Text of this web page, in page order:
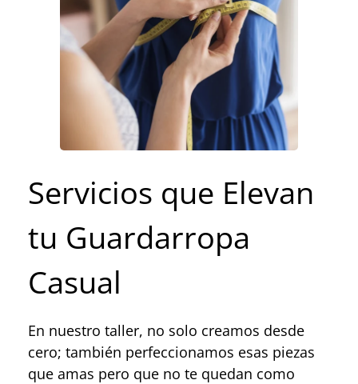
Servicios que Elevan
tu Guardarropa
Casual
En nuestro taller, no solo creamos desde
cero; también perfeccionamos esas piezas
que amas pero que no te quedan como